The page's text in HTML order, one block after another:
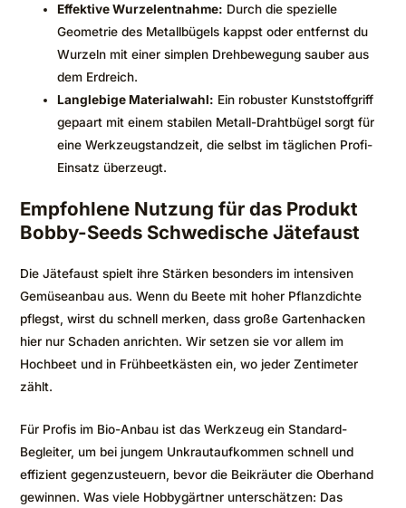
Effektive Wurzelentnahme: Durch die spezielle
Geometrie des Metallbügels kappst oder entfernst du
Wurzeln mit einer simplen Drehbewegung sauber aus
dem Erdreich.
Langlebige Materialwahl: Ein robuster Kunststoffgriff
gepaart mit einem stabilen Metall-Drahtbügel sorgt für
eine Werkzeugstandzeit, die selbst im täglichen Profi-
Einsatz überzeugt.
Empfohlene Nutzung für das Produkt
Bobby-Seeds Schwedische Jätefaust
Die Jätefaust spielt ihre Stärken besonders im intensiven
Gemüseanbau aus. Wenn du Beete mit hoher Pflanzdichte
pflegst, wirst du schnell merken, dass große Gartenhacken
hier nur Schaden anrichten. Wir setzen sie vor allem im
Hochbeet und in Frühbeetkästen ein, wo jeder Zentimeter
zählt.
Für Profis im Bio-Anbau ist das Werkzeug ein Standard-
Begleiter, um bei jungem Unkrautaufkommen schnell und
effizient gegenzusteuern, bevor die Beikräuter die Oberhand
gewinnen. Was viele Hobbygärtner unterschätzen: Das